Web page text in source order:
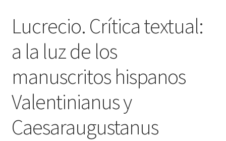
Lucrecio. Crítica textual:
a la luz de los
manuscritos hispanos
Valentinianus y
Caesaraugustanus